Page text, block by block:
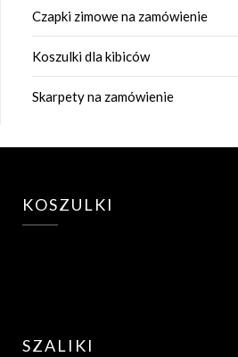
Czapki zimowe na zamówienie
Koszulki dla kibiców
Skarpety na zamówienie
KOSZULKI
SZALIKI